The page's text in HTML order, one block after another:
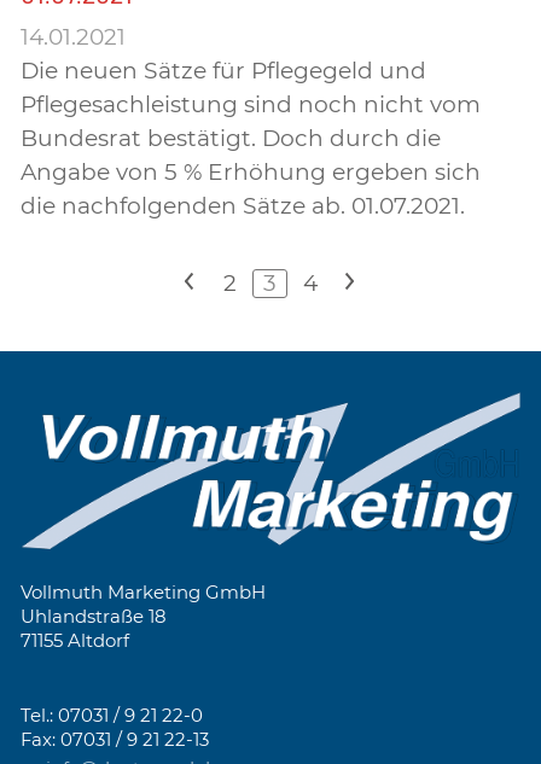
14.01.2021
Die neuen Sätze für Pflegegeld und
Pflegesachleistung sind noch nicht vom
Bundesrat bestätigt. Doch durch die
Angabe von 5 % Erhöhung ergeben sich
die nachfolgenden Sätze ab. 01.07.2021.
< 2 3 4 >
Vollmuth Marketing GmbH
Uhlandstraße 18
71155 Altdorf
Tel.: 07031 / 9 21 22-0
Fax: 07031 / 9 21 22-13